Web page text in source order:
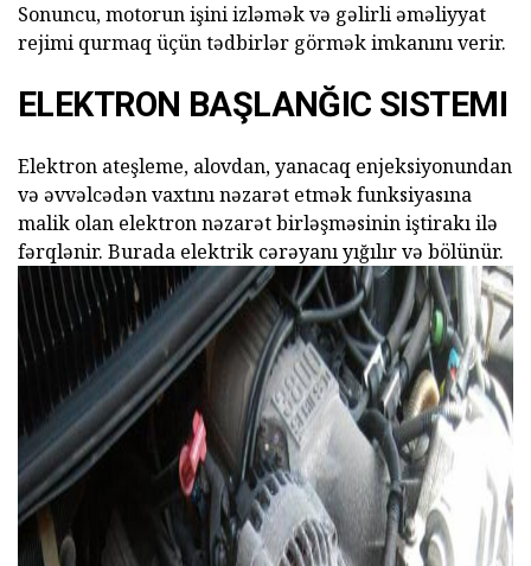
Sonuncu, motorun işini izləmək və gəlirli əməliyyat
rejimi qurmaq üçün tədbirlər görmək imkanını verir.
ELEKTRON BAŞLANĞIC SISTEMI
Elektron ateşleme, alovdan, yanacaq enjeksiyonundan
və əvvəlcədən vaxtını nəzarət etmək funksiyasına
malik olan elektron nəzarət birləşməsinin iştirakı ilə
fərqlənir. Burada elektrik cərəyanı yığılır və bölünür.